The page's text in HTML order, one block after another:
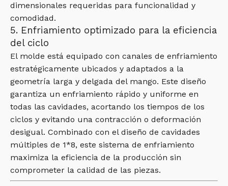
dimensionales requeridas para funcionalidad y
comodidad.
5. Enfriamiento optimizado para la eficiencia
del ciclo
El molde está equipado con canales de enfriamiento
estratégicamente ubicados y adaptados a la
geometría larga y delgada del mango. Este diseño
garantiza un enfriamiento rápido y uniforme en
todas las cavidades, acortando los tiempos de los
ciclos y evitando una contracción o deformación
desigual. Combinado con el diseño de cavidades
múltiples de 1*8, este sistema de enfriamiento
maximiza la eficiencia de la producción sin
comprometer la calidad de las piezas.